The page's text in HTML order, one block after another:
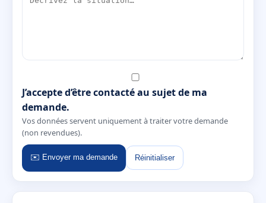
J’accepte d’être contacté au sujet de ma
demande.
Vos données servent uniquement à traiter votre demande
(non revendues).
✉️ Envoyer ma demande Réinitialiser